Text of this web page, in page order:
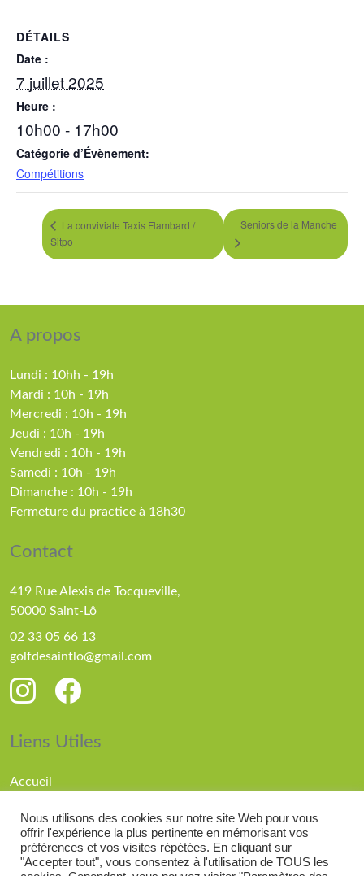
DÉTAILS
Date :
7 juillet 2025
Heure :
10h00 - 17h00
Catégorie d’Évènement:
Compétitions
La conviviale Taxis Flambard /
Sitpo
Seniors de la Manche
A propos
Lundi : 10hh - 19h
Mardi : 10h - 19h
Mercredi : 10h - 19h
Jeudi : 10h - 19h
Vendredi : 10h - 19h
Samedi : 10h - 19h
Dimanche : 10h - 19h
Fermeture du practice à 18h30
Contact
419 Rue Alexis de Tocqueville,
50000 Saint-Lô
02 33 05 66 13
golfdesaintlo@gmail.com
Liens Utiles
Accueil
Compétitions
Actualités
Nous utilisons des cookies sur notre site Web pour vous
offrir l'expérience la plus pertinente en mémorisant vos
préférences et vos visites répétées. En cliquant sur
"Accepter tout", vous consentez à l'utilisation de TOUS les